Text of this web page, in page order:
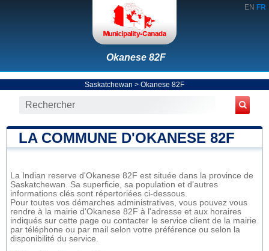
EN FR
Okanese 82F
Saskatchewan > Okanese 82F
LA COMMUNE D'OKANESE 82F
La Indian reserve d'Okanese 82F est située dans la province de
Saskatchewan. Sa superficie, sa population et d'autres
informations clés sont répertoriées ci-dessous.
Pour toutes vos démarches administratives, vous pouvez vous
rendre à la mairie d'Okanese 82F à l'adresse et aux horaires
indiqués sur cette page ou contacter le service client de la mairie
par téléphone ou par mail selon votre préférence ou selon la
disponibilité du service.